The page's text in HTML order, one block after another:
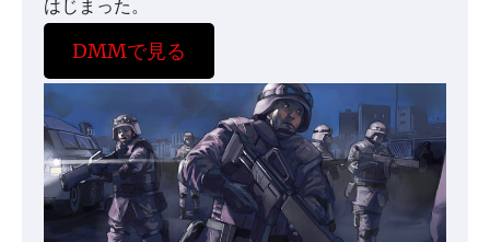
はじまった。
DMMで見る